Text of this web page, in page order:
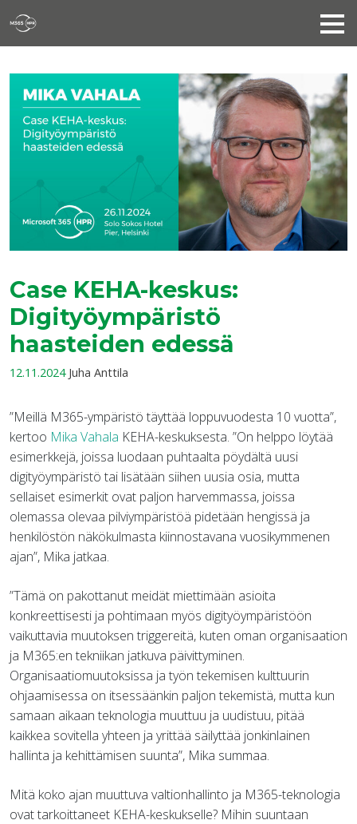
Case KEHA-keskus:
Digityöympäristö
haasteiden edessä
12.11.2024 Juha Anttila
”Meillä M365-ympäristö täyttää loppuvuodesta 10 vuotta”,
kertoo Mika Vahala KEHA-keskuksesta. ”On helppo löytää
esimerkkejä, joissa luodaan puhtaalta pöydältä uusi
digityöympäristö tai lisätään siihen uusia osia, mutta
sellaiset esimerkit ovat paljon harvemmassa, joissa
olemassa olevaa pilviympäristöä pidetään hengissä ja
henkilöstön näkökulmasta kiinnostavana vuosikymmenen
ajan”, Mika jatkaa.
”Tämä on pakottanut meidät miettimään asioita
konkreettisesti ja pohtimaan myös digityöympäristöön
vaikuttavia muutoksen triggereitä, kuten oman organisaation
ja M365:en tekniikan jatkuva päivittyminen.
Organisaatiomuutoksissa ja työn tekemisen kulttuurin
ohjaamisessa on itsessäänkin paljon tekemistä, mutta kun
samaan aikaan teknologia muuttuu ja uudistuu, pitää
kaikkea sovitella yhteen ja yrittää säilyttää jonkinlainen
hallinta ja kehittämisen suunta”, Mika summaa.
Mitä koko ajan muuttuva valtionhallinto ja M365-teknologia
ovat tarkoittaneet KEHA-keskukselle? Mihin suuntaan